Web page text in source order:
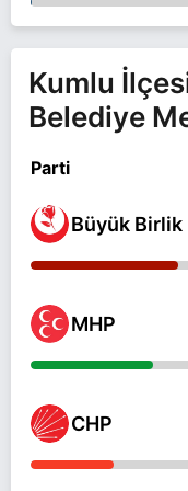
Kumlu
Belediye
Parti
Büyük Birlik
MHP
CHP